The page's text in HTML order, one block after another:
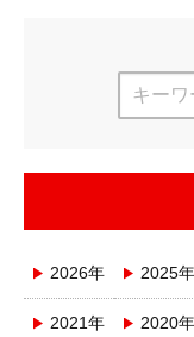
2026年 2025年
2021年 2020年